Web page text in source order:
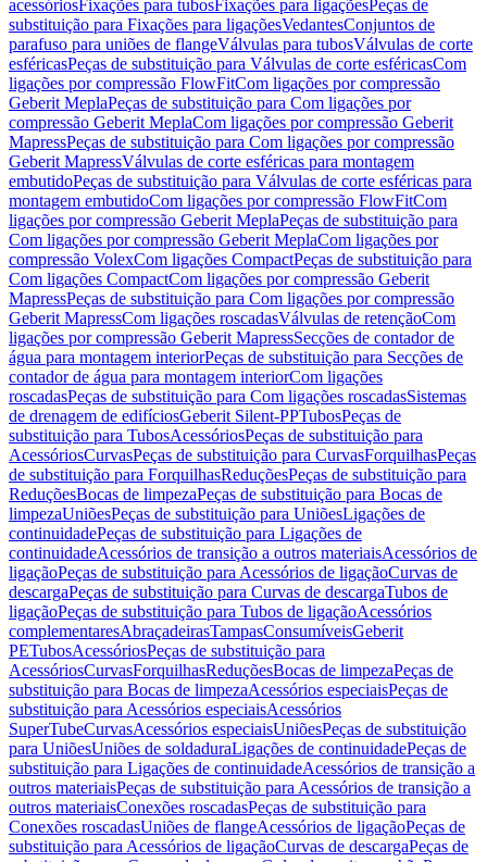
acessóriosFixações para tubosFixações para ligaçõesPeças de
substituição para Fixações para ligaçõesVedantesConjuntos de
parafuso para uniões de flangeVálvulas para tubosVálvulas de corte
esféricasPeças de substituição para Válvulas de corte esféricasCom
ligações por compressão FlowFitCom ligações por compressão
Geberit MeplaPeças de substituição para Com ligações por
compressão Geberit MeplaCom ligações por compressão Geberit
MapressPeças de substituição para Com ligações por compressão
Geberit MapressVálvulas de corte esféricas para montagem
embutidoPeças de substituição para Válvulas de corte esféricas para
montagem embutidoCom ligações por compressão FlowFitCom
ligações por compressão Geberit MeplaPeças de substituição para
Com ligações por compressão Geberit MeplaCom ligações por
compressão VolexCom ligações CompactPeças de substituição para
Com ligações CompactCom ligações por compressão Geberit
MapressPeças de substituição para Com ligações por compressão
Geberit MapressCom ligações roscadasVálvulas de retençãoCom
ligações por compressão Geberit MapressSecções de contador de
água para montagem interiorPeças de substituição para Secções de
contador de água para montagem interiorCom ligações
roscadasPeças de substituição para Com ligações roscadasSistemas
de drenagem de edifíciosGeberit Silent-PPTubosPeças de
substituição para TubosAcessóriosPeças de substituição para
AcessóriosCurvasPeças de substituição para CurvasForquilhasPeças
de substituição para ForquilhasReduçõesPeças de substituição para
ReduçõesBocas de limpezaPeças de substituição para Bocas de
limpezaUniõesPeças de substituição para UniõesLigações de
continuidadePeças de substituição para Ligações de
continuidadeAcessórios de transição a outros materiaisAcessórios de
ligaçãoPeças de substituição para Acessórios de ligaçãoCurvas de
descargaPeças de substituição para Curvas de descargaTubos de
ligaçãoPeças de substituição para Tubos de ligaçãoAcessórios
complementaresAbraçadeirasTampasConsumíveisGeberit
PETubosAcessóriosPeças de substituição para
AcessóriosCurvasForquilhasReduçõesBocas de limpezaPeças de
substituição para Bocas de limpezaAcessórios especiaisPeças de
substituição para Acessórios especiaisAcessórios
SuperTubeCurvasAcessórios especiaisUniõesPeças de substituição
para UniõesUniões de soldaduraLigações de continuidadePeças de
substituição para Ligações de continuidadeAcessórios de transição a
outros materiaisPeças de substituição para Acessórios de transição a
outros materiaisConexões roscadasPeças de substituição para
Conexões roscadasUniões de flangeAcessórios de ligaçãoPeças de
substituição para Acessórios de ligaçãoCurvas de descargaPeças de